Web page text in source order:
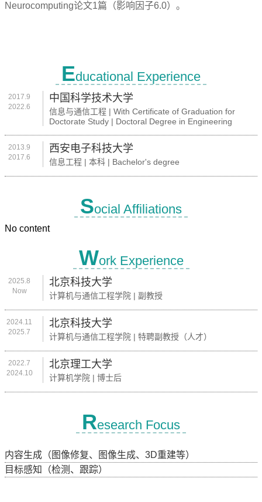
Neurocomputing论文1篇（影响因子6.0）。
Educational Experience
2017.9
2022.6
中国科学技术大学
信息与通信工程 | With Certificate of Graduation for
Doctorate Study | Doctoral Degree in Engineering
2013.9
2017.6
西安电子科技大学
信息工程 | 本科 | Bachelor's degree
Social Affiliations
No content
Work Experience
2025.8
Now
北京科技大学
计算机与通信工程学院 | 副教授
2024.11
2025.7
北京科技大学
计算机与通信工程学院 | 特聘副教授（人才）
2022.7
2024.10
北京理工大学
计算机学院 | 博士后
Research Focus
内容生成（图像修复、图像生成、3D重建等）
目标感知（检测、跟踪）